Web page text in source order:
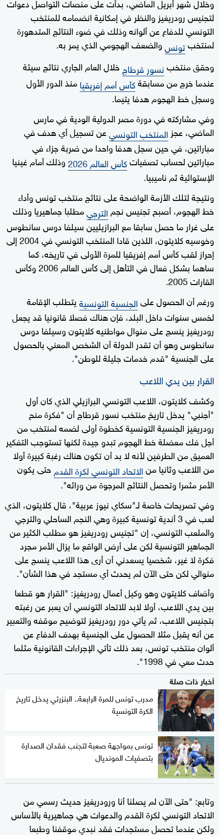
لتجنيس رودريغيز والنظر في إمكانية انضمامه للمنتخب
التونسي للدفاع عن ألوانه وذلك في ضوء النتائج المتدهورة
لمنتخبتونسوالضعف الهجومي الذي يمر به.
وحقق منتخبنسور قرطاج خلال العام الجاري نتائج سيئة
عندما خرج من مسابقةكأس أمم إفريقيامنذ الدور الأول
وسجل خط الهجوم هدفا يتيما.
وفي مشاركته في دورة مصر الدولية الودية في مارس
الماضي، عجز المنتخب التونسيعن تسجيل أي هدف في
مباراتين، في حين سجل هدفا واحدا من ضربة جزاء في
مباراتين لحساب تصفياتكأس العالم 2026
وذلك أمام غينيا
الإستوائية ثم ناميبيا.
ونتيجة لتلك الأزمة الواضحة على نتائج منتخب تونس وأداء
خط الهجوم، أصبح تجنيس نجم الترجيمطلبا جماهيريا وذلك
على غرار ما حصل سابقا مع البرازيليين سيلفا دوس سانطوس
وخوسيه كلايتون، اللذين قادا المنتخب التونسي في 2004 إلى
إحراز لقب كأس أمم إفريقيا للمرة الأولى في تاريخه، كما
ساهما بشكل فعال في التأهل إلى كأس العالم 2006 وكأس
القارات 2005.
ورغم أن الحصول علىالجنسية التونسيةيتطلب الإقامة
لخمس سنوات داخل البلد، فإن هناك فصلا قانونيا قد يجعل
رودريغيز ينسج على منوال مواطنيه كلايتون وسيلفا دوس
سانطوس وهو أن تقدر الدولة أن الشخص المعني بالحصول
على الجنسية "قدم خدمات جليلة للوطن".
القرار بين يدي اللاعب
وكشف كلايتون، اللاعب التونسي البرازيلي الذي كان أول
"أجنبي" يدخل تاريخ منتخب نسور قرطاج أن "فكرة منح
رودريغيز الجنسية التونسية كخطوة أولى لضمه لمنتخب من
أجل فك معضلة خط الهجوم تبدو جيدة لكنها تستوجب التفكير
العميق من الطرفين لأنه لا بد أن تكون هناك رغبة كبيرة أولا
من اللاعب وثانيا منالاتحاد التونسي لكرة القدمحتى يكون
الأمر مثمرا وتحصل النتائج المرجوة من ورائه".
وفي تصريحات خاصة لـ"سكاي نيوز عربية"، قال كلايتون، الذي
لعب في 3 أندية تونسية كبيرة وهي النجم الساحلي والترجي
والملعب التونسي، إن "تجنيس رودريغيز هو مطلب الكثير من
الجماهير التونسية لكن على أرض الواقع ما يزال الأمر مجرد
فكرة لا غير، شخصيا يسعدني أن أرى هذا اللاعب ينسج على
منوالي لكن حتى الآن لم يحدث أي مستجد في هذا الشأن".
وأضاف كلايتون وهو وكيل أعمال رودريغيز: "القرار هو قطعا
بين يدي اللاعب، أولا لابد للاتحاد التونسي أن يعبر عن رغبته
بتجنيس اللاعب، ثم يأتي دور رودريغيز لتوضيح موقفه والتعبير
عن أنه يقبل مثلا الحصول على الجنسية بهدف الدفاع عن
ألوان منتخب تونس، بعد ذلك تأتي الإجراءات القانونية مثلما
حدث معي في 1998".
أخبار ذات صلة
مدرب تونس للمرة الرابعة.. البنزرتي يدخل تاريخ
الكرة التونسية
تونس بمواجهة صعبة لتجنب فقدان الصدارة
بتصفيات المونديال
وتابع: "حتى الآن لم يصلنا أنا ورودريغيز حديث رسمي من
الاتحاد التونسي لكرة القدم والدعوات هي جماهيرية بالأساس
ولكن عندما تحصل مستجدات فقد نبدي موقفنا وطبعا